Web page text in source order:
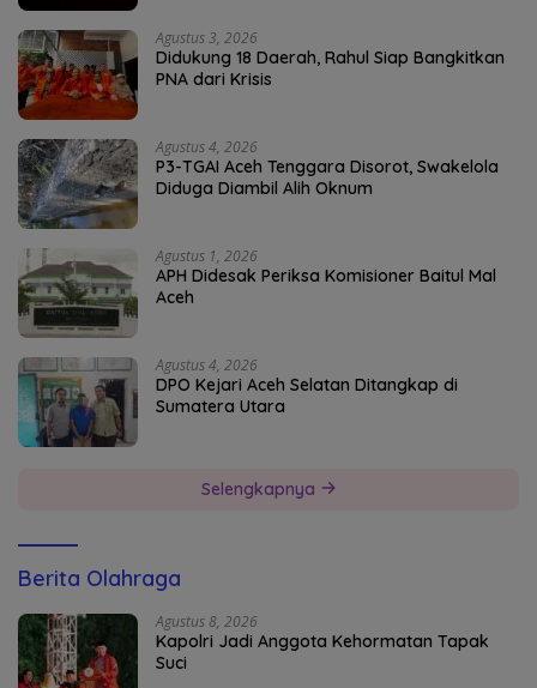
Agustus 3, 2026
Didukung 18 Daerah, Rahul Siap Bangkitkan
PNA dari Krisis
Agustus 4, 2026
P3-TGAI Aceh Tenggara Disorot, Swakelola
Diduga Diambil Alih Oknum
Agustus 1, 2026
APH Didesak Periksa Komisioner Baitul Mal
Aceh
Agustus 4, 2026
DPO Kejari Aceh Selatan Ditangkap di
Sumatera Utara
Selengkapnya
Berita Olahraga
Agustus 8, 2026
Kapolri Jadi Anggota Kehormatan Tapak
Suci